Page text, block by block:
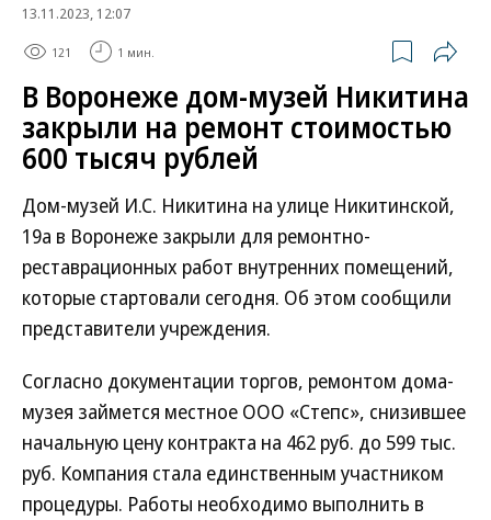
13.11.2023, 12:07
121 1 мин.
В Воронеже дом-музей Никитина
закрыли на ремонт стоимостью
600 тысяч рублей
Дом-музей И.С. Никитина на улице Никитинской,
19а в Воронеже закрыли для ремонтно-
реставрационных работ внутренних помещений,
которые стартовали сегодня. Об этом сообщили
представители учреждения.
Согласно документации торгов, ремонтом дома-
музея займется местное ООО «Степс», снизившее
начальную цену контракта на 462 руб. до 599 тыс.
руб. Компания стала единственным участником
процедуры. Работы необходимо выполнить в